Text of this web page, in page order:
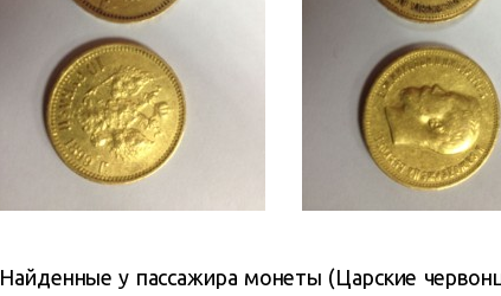
Найденные у пассажира монеты (Царские